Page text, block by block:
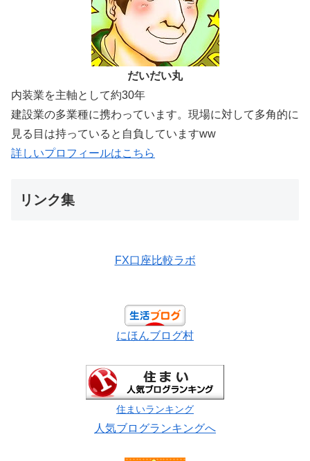
だいだい丸
内装業を主軸として約30年
建設業の多業種に携わっています。現場に対して多角的に
見る目は持っていると自負していますww
詳しいプロフィールはこちら
リンク集
FX口座比較ラボ
にほんブログ村
住まいランキング
人気ブログランキングへ